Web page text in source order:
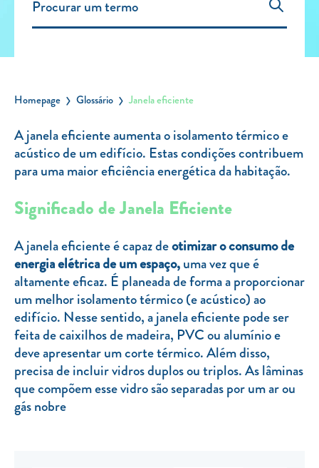
Carregar Fora de Casa
Leituras
Sobre nós
Contactos
FAQ
Blog
Mais informações
SERVIÇOS
ROTULAGEM
JUNTE-SE A NÓS
TARIFA SOCIAL
APP MOBILE
CONTADORES ELÉTRICOS
Homepage Glossário Janela eficiente
A janela eficiente aumenta o isolamento térmico e
acústico de um edifício. Estas condições contribuem
para uma maior eficiência energética da habitação.
Significado de Janela Eficiente
A janela eficiente é capaz deotimizar o consumo de
energia elétrica de um espaço,uma vez que é
altamente eficaz. É planeada de forma a proporcionar
um melhor isolamento térmico (e acústico) ao
edifício. Nesse sentido, a janela eficiente pode ser
feita de caixilhos de madeira, PVC ou alumínio e
deve apresentar um corte térmico. Além disso,
precisa de incluir vidros duplos ou triplos. As lâminas
que compõem esse vidro são separadas por um ar ou
gás nobre